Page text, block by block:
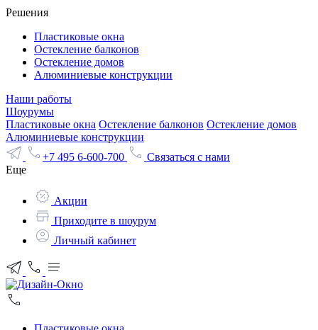
Решения
Пластиковые окна
Остекление балконов
Остекление домов
Алюминиевые конструкции
Наши работы
Шоурумы
Пластиковые окна Остекление балконов Остекление домов
Алюминиевые конструкции
+7 495 6-600-700
Связаться с нами
Еще
Акции
Приходите в шоурум
Личный кабинет